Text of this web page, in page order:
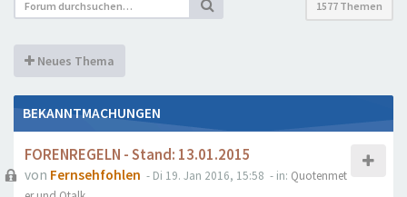
1577 Themen
Neues Thema
BEKANNTMACHUNGEN
FORENREGELN - Stand: 13.01.2015
von Fernsehfohlen - Di 19. Jan 2016, 15:58 - in: Quotenmet